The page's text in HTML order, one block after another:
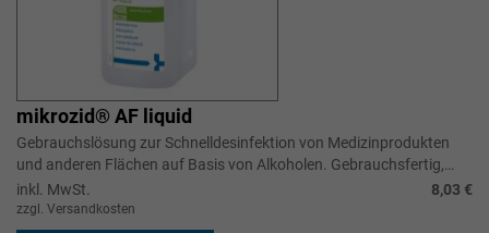
mikrozid® AF liquid
Gebrauchslösung zur Schnelldesinfektion von Medizinprodukten
und anderen Flächen auf Basis von Alkoholen. Gebrauchsfertig,
sehr breit wirks...
inkl. MwSt. 8,03 €
zzgl. Versandkosten